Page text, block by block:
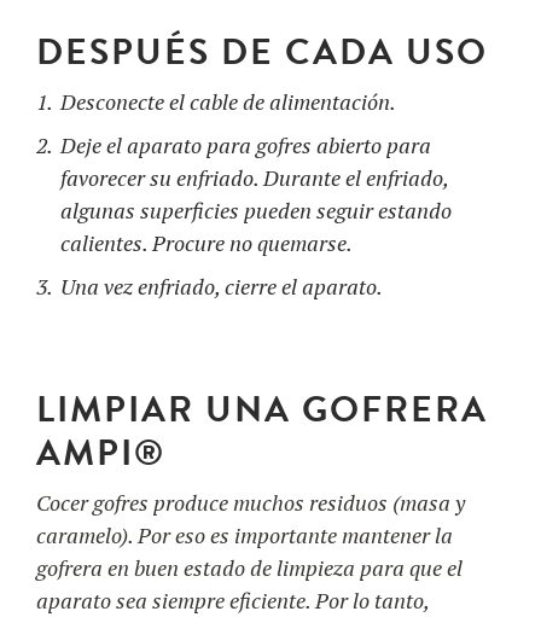
DESPUÉS DE CADA USO
Desconecte el cable de alimentación.
Deje el aparato para gofres abierto para
favorecer su enfriado. Durante el enfriado,
algunas superficies pueden seguir estando
calientes. Procure no quemarse.
Una vez enfriado, cierre el aparato.
LIMPIAR UNA GOFRERA
AMPI®
Cocer gofres produce muchos residuos (masa y
caramelo). Por eso es importante mantener la
gofrera en buen estado de limpieza para que el
aparato sea siempre eficiente. Por lo tanto,